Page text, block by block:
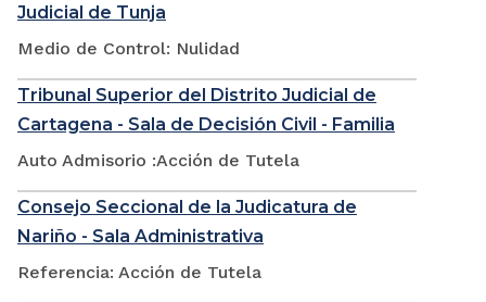
Judicial de Tunja
Medio de Control: Nulidad
Tribunal Superior del Distrito Judicial de
Cartagena - Sala de Decisión Civil - Familia
Auto Admisorio :Acción de Tutela
Consejo Seccional de la Judicatura de
Nariño - Sala Administrativa
Referencia: Acción de Tutela